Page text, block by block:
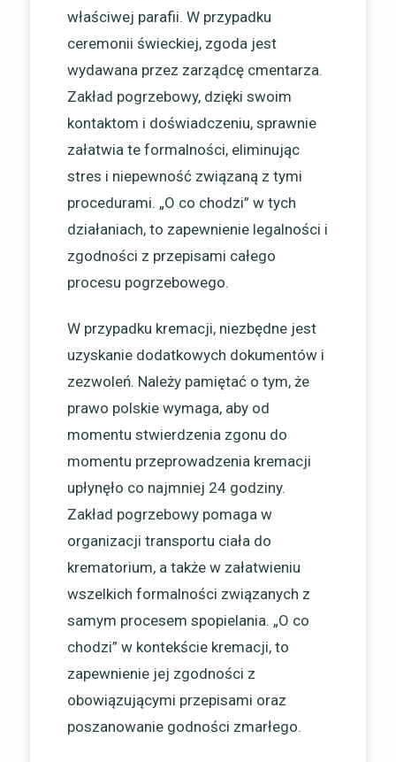
właściwej parafii. W przypadku
ceremonii świeckiej, zgoda jest
wydawana przez zarządcę cmentarza.
Zakład pogrzebowy, dzięki swoim
kontaktom i doświadczeniu, sprawnie
załatwia te formalności, eliminując
stres i niepewność związaną z tymi
procedurami. „O co chodzi” w tych
działaniach, to zapewnienie legalności i
zgodności z przepisami całego
procesu pogrzebowego.
W przypadku kremacji, niezbędne jest
uzyskanie dodatkowych dokumentów i
zezwoleń. Należy pamiętać o tym, że
prawo polskie wymaga, aby od
momentu stwierdzenia zgonu do
momentu przeprowadzenia kremacji
upłynęło co najmniej 24 godziny.
Zakład pogrzebowy pomaga w
organizacji transportu ciała do
krematorium, a także w załatwieniu
wszelkich formalności związanych z
samym procesem spopielania. „O co
chodzi” w kontekście kremacji, to
zapewnienie jej zgodności z
obowiązującymi przepisami oraz
poszanowanie godności zmarłego.